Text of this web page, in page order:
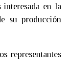
en la
su producción
representantes